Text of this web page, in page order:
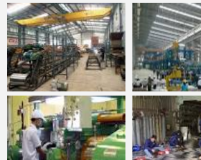
Da-mai-INOX--AS30S-
100x6x16-Osborn
Da-mai-
125x6x22.23-